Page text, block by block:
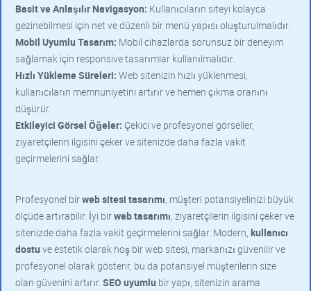
Basit ve Anlaşılır Navigasyon: Kullanıcıların siteyi kolayca
gezinebilmesi için net ve düzenli bir menü yapısı oluşturulmalıdır.
Mobil Uyumlu Tasarım: Mobil cihazlarda sorunsuz bir deneyim
sağlamak için responsive tasarımlar kullanılmalıdır.
Hızlı Yükleme Süreleri: Web sitenizin hızlı yüklenmesi,
kullanıcıların memnuniyetini artırır ve hemen çıkma oranını
düşürür.
Etkileyici Görsel Öğeler: Çekici ve profesyonel görseller,
ziyaretçilerin ilgisini çeker ve sitenizde daha fazla vakit
geçirmelerini sağlar.
Profesyonel birweb sitesi tasarımı, müşteri potansiyelinizi büyük
ölçüde artırabilir. İyi birweb tasarımı, ziyaretçilerin ilgisini çeker ve
sitenizde daha fazla vakit geçirmelerini sağlar. Modern, kullanıcı
dostu ve estetik olarak hoş bir web sitesi, markanızı güvenilir ve
profesyonel olarak gösterir, bu da potansiyel müşterilerin size
olan güvenini artırır. SEO uyumlu bir yapı, sitenizin arama